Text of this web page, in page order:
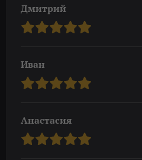
Дмитрий
Иван
Анастасия